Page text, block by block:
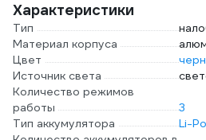
Характеристики
Тип
Материал корпуса
Цвет
Источник света
Количество режимов
работы
3
Тип аккумулятора
Li-